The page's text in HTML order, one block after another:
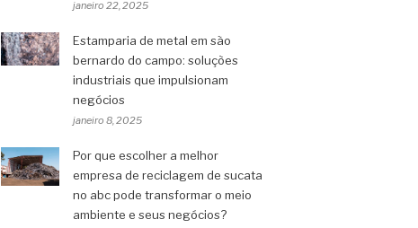
janeiro 22, 2025
Estamparia de metal em são
bernardo do campo: soluções
industriais que impulsionam
negócios
janeiro 8, 2025
Por que escolher a melhor
empresa de reciclagem de sucata
no abc pode transformar o meio
ambiente e seus negócios?